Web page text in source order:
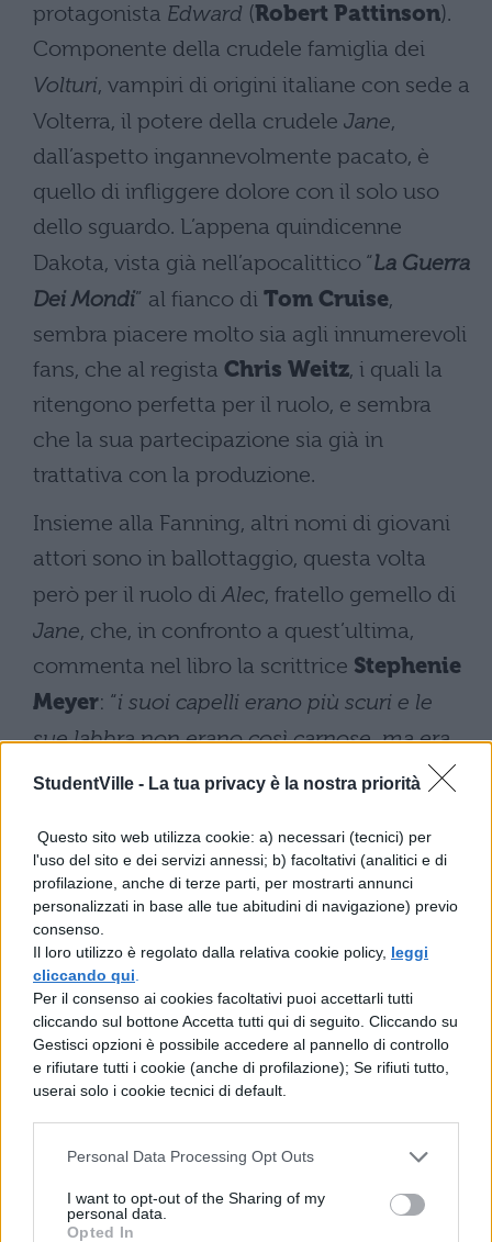
StudentVille - La tua privacy è la nostra priorità
Questo sito web utilizza cookie: a) necessari (tecnici) per
l'uso del sito e dei servizi annessi; b) facoltativi (analitici e di
profilazione, anche di terze parti, per mostrarti annunci
personalizzati in base alle tue abitudini di navigazione) previo
consenso.
Il loro utilizzo è regolato dalla relativa cookie policy, leggi
cliccando qui
Per il consenso ai cookies facoltativi puoi accettarli tutti
cliccando sul bottone Accetta tutti qui di seguito. Cliccando su
Gestisci opzioni è possibile accedere al pannello di controllo
e rifiutare tutti i cookie (anche di profilazione); Se rifiuti tutto,
userai solo i cookie tecnici di default.
Personal Data Processing Opt Outs
I want to opt-out of the Sharing of my
personal data.
Opted In
protagonista Edward (Robert Pattinson).
Componente della crudele famiglia dei
Volturi, vampiri di origini italiane con sede a
Volterra, il potere della crudele Jane,
dall’aspetto ingannevolmente pacato, è
quello di infliggere dolore con il solo uso
dello sguardo. L’appena quindicenne
Dakota, vista già nell’apocalittico “La Guerra
Dei Mondi” al fianco di Tom Cruise,
sembra piacere molto sia agli innumerevoli
fans, che al regista Chris Weitz, i quali la
ritengono perfetta per il ruolo, e sembra
che la sua partecipazione sia già in
trattativa con la produzione.
Insieme alla Fanning, altri nomi di giovani
attori sono in ballottaggio, questa volta
però per il ruolo diAlec, fratello gemello di
Jane, che, in confronto a quest’ultima,
commenta nel libro la scrittrice Stephenie
Meyer: “i suoi capelli erano più scuri e le
sue labbra non erano così carnose, ma era
lo stesso adorabile”.
sensi delle sue vittime, il volturoAlec
potrebbe essere interpretato, secondo le
ultime indiscrezioni fatte dalla rivista
People, dall’attoreTom Felton , conosciuto
dai teenager per il ruolo dell’antipatico
maghettoDraco Malfoy, eterno rivale di
Harry Potter, visto nell’omonima saga. Altri
nel film in gara agli Oscar 2009 “
Milk”, il